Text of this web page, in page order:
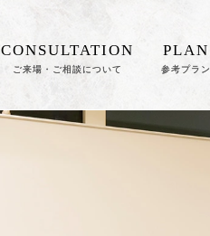
CONSULTATION
ご来場・ご相談について
PLAN
参考プラン